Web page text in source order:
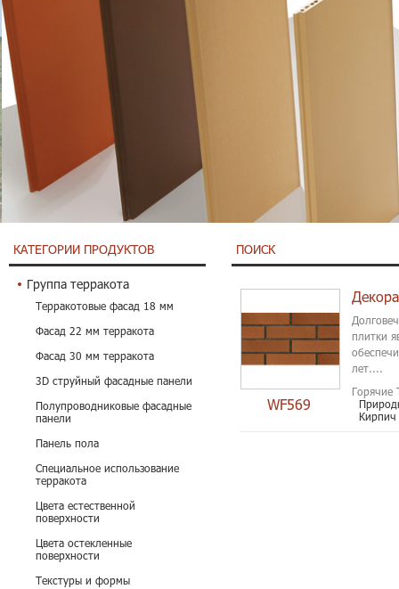
КАТЕГОРИИ ПРОДУКТОВ
Группа терракота
Терракотовые фасад 18 мм
Фасад 22 мм терракота
Фасад 30 мм терракота
3D струйный фасадные панели
Полупроводниковые фасадные
панели
Панель пола
Специальное использование
терракота
Цвета естественной
поверхности
Цвета остекленные
поверхности
Текстуры и формы
ПОИСК
WF569
плитки
лет....
Горячие
Кирпич